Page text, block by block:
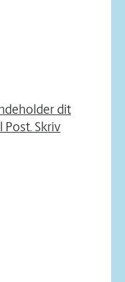
dit
Post. Skriv